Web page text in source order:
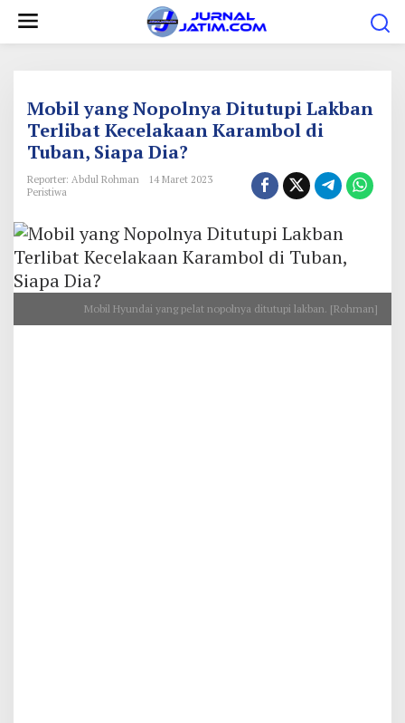
Mobil yang Nopolnya Ditutupi Lakban
Terlibat Kecelakaan Karambol di
Tuban, Siapa Dia?
Reporter: Abdul Rohman
14 Maret 2023
Peristiwa
Mobil Hyundai yang pelat nopolnya ditutupi lakban. [Rohman]